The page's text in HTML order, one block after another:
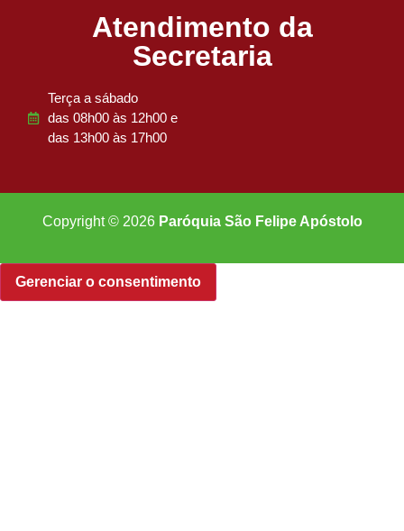
Atendimento da
Secretaria
Terça a sábado
das 08h00 às 12h00 e
das 13h00 às 17h00
Copyright © 2026 Paróquia São Felipe Apóstolo
Gerenciar o consentimento